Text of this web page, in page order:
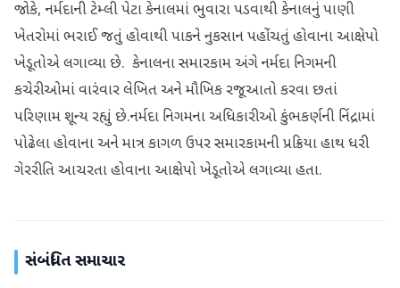
જોકે, નર્મદાની ટેમ્લી પેટા કેનાલમાં ભુવારા પડવાથી કેનાલનું પાણી
ખેતરોમાં ભરાઈ જતું હોવાથી પાકને નુકસાન પહોંચતું હોવાના આક્ષેપો
ખેડૂતોએ લગાવ્યા છે. કેનાલના સમારકામ અંગે નર્મદા નિગમની
કચેરીઓમાં વારંવાર લેખિત અને મૌખિક રજૂઆતો કરવા છતાં
પરિણામ શૂન્ય રહ્યું છે.નર્મદા નિગમના અધિકારીઓ કુંભકર્ણની નિંદ્રામાં
પોઢેલા હોવાના અને માત્ર કાગળ ઉપર સમારકામની પ્રક્રિયા હાથ ધરી
ગેરરીતિ આચરતા હોવાના આક્ષેપો ખેડૂતોએ લગાવ્યા હતા.
સંબંધિત સમાચાર